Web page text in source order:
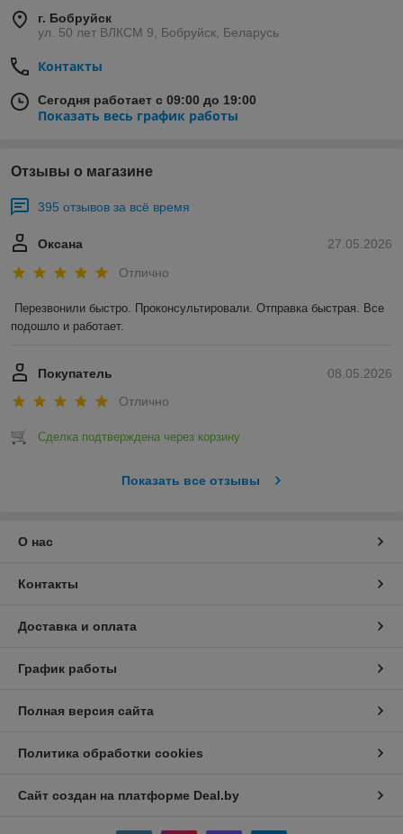
г. Бобруйск
ул. 50 лет ВЛКСМ 9, Бобруйск, Беларусь
Контакты
Сегодня работает с 09:00 до 19:00
Показать весь график работы
Отзывы о магазине
395 отзывов за всё время
27.05.2026
Оксана
Отлично
Перезвонили быстро. Проконсультировали. Отправка быстрая. Все
подошло и работает.
08.05.2026
Покупатель
Отлично
Сделка подтверждена через корзину
Показать все отзывы
О нас
Контакты
Доставка и оплата
График работы
Полная версия сайта
Политика обработки cookies
Сайт создан на платформе Deal.by